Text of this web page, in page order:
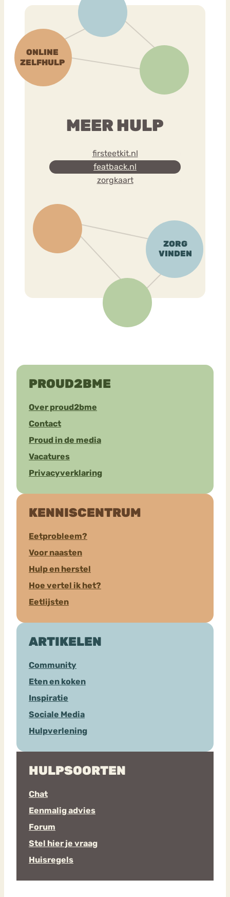
MEER HULP
firsteetkit.nl
featback.nl
zorgkaart
PROUD2BME
Over proud2bme
Contact
Proud in de media
Vacatures
Privacyverklaring
KENNISCENTRUM
Eetprobleem?
Voor naasten
Hulp en herstel
Hoe vertel ik het?
Eetlijsten
ARTIKELEN
Community
Eten en koken
Inspiratie
Sociale Media
Hulpverlening
HULPSOORTEN
Chat
Eenmalig advies
Forum
Stel hier je vraag
Huisregels